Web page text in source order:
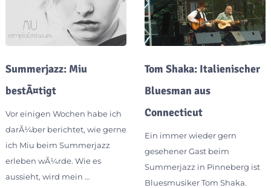
Summerjazz: Miu
bestÃ¤tigt
Vor einigen Wochen habe ich
darÃ¼ber berichtet, wie gerne
ich Miu beim Summerjazz
erleben wÃ¼rde. Wie es
aussieht, wird mein …
Tom Shaka: Italienischer
Bluesman aus
Connecticut
Ein immer wieder gern
gesehener Gast beim
Summerjazz in Pinneberg ist
Bluesmusiker Tom Shaka.